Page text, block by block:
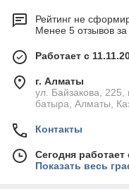
Рейтинг не
Менее 5 отзывов
Работает с
г. Алматы
ул. Байзакова, 225,
батыра, Алматы,
Контакты
Сегодня работает
Показать весь